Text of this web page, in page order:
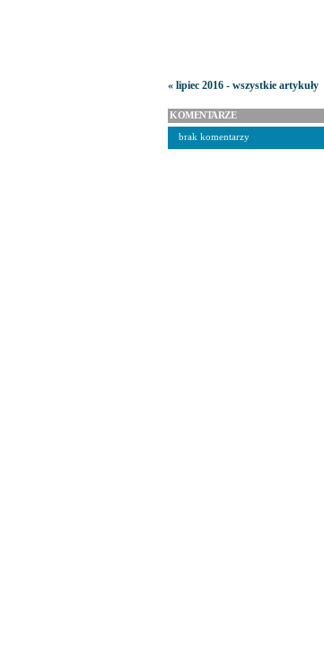
« lipiec 2016 - wszystkie artykuły
KOMENTARZE
brak komentarzy